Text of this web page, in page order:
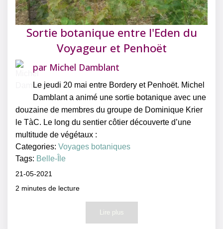
Sortie botanique entre l'Eden du
Voyageur et Penhoët
par Michel Damblant
Le jeudi 20 mai entre Bordery et Penhoët. Michel
Damblant a animé une sortie botanique avec une
douzaine de membres du groupe de Dominique Krier
le TàC. Le long du sentier côtier découverte d’une
multitude de végétaux :
Categories:Voyages botaniques
Tags: Belle-Île
21-05-2021
2 minutes de lecture
Lire plus